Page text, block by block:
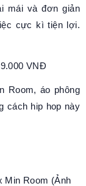
mái và đơn giản
cực kì tiện lợi.
VNĐ
Room, áo phông
cách hip hop này
Min Room (Ảnh